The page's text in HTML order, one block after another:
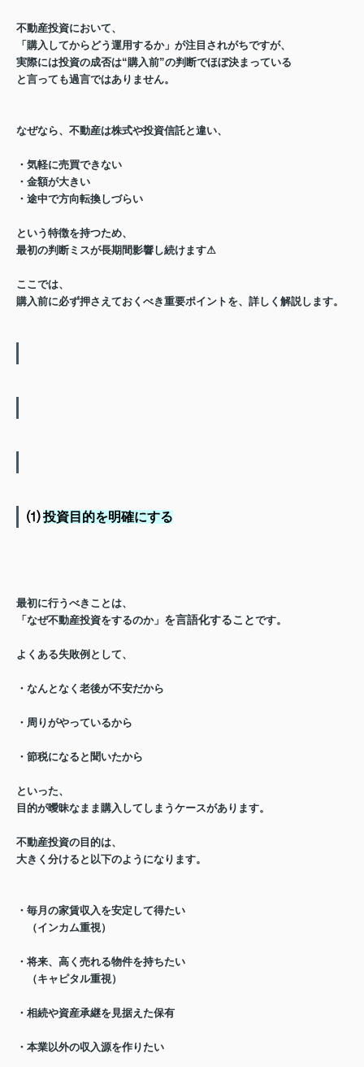
不動産投資において、
「購入してからどう運用するか」 が注目されがちですが、
実際には投資の成否は“購入前”の判断でほぼ決まっている
と言っても過言ではありません。
なぜなら、不動産は株式や投資信託と違い、
・気軽に売買できない
・金額が大きい
・途中で方向転換しづらい
という特徴を持つため、
最初の判断ミスが長期間影響し続けます⚠︎
ここでは、
購入前に必ず押さえておくべき重要ポイントを、 詳しく解説します。
⑴投資目的を明確にする
最初に行うべきことは、
「なぜ不動産投資をするのか」 を言語化することです。
よくある失敗例として、
・なんとなく老後が不安だから
・周りがやっているから
・節税になると聞いたから
といった、
目的が曖昧なまま購入してしまう ケースがあります。
不動産投資の目的は、
大きく分けると以下のようになります。
・毎月の家賃収入を安定して得たい
（インカム重視）
・将来、高く売れる物件を持ちたい
（キャピタル重視）
・相続や資産承継を見据えた保有
・本業以外の収入源を作りたい